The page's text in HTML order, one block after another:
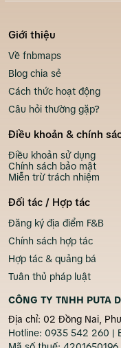
Giới thiệu
Về fnbmaps
Blog chia sẻ
Cách thức hoạt động
Câu hỏi thường gặp?
Điều khoản & chính
Điều khoản sử dụng
Chính sách bảo mật
Miễn trừ trách nhiệm
Đối tác / Hợp tác
Đăng ký địa điểm F&B
Chính sách hợp tác
Hợp tác & quảng bá
Tuân thủ pháp luật
CÔNG TY TNHH PUTA
Địa chỉ: 02 Đồng Nai,
Hotline: 0935 542 260 |